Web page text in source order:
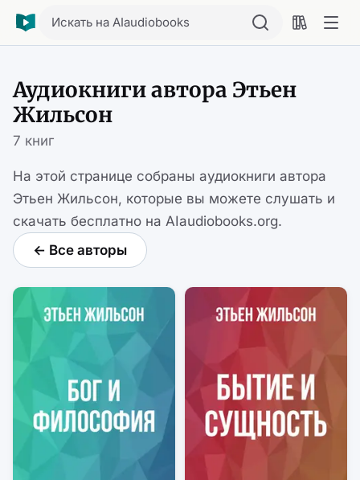
Искать на AIaudiobooks
Аудиокниги автора Этьен
Жильсон
7 книг
На этой странице собраны аудиокниги автора
Этьен Жильсон, которые вы можете слушать и
скачать бесплатно на AIaudiobooks.org.
← Все авторы